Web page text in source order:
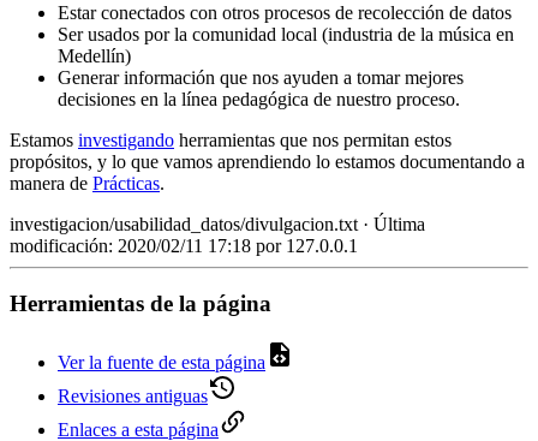
Estar conectados con otros procesos de recolección de datos
Ser usados por la comunidad local (industria de la música en
Medellín)
Generar información que nos ayuden a tomar mejores
decisiones en la línea pedagógica de nuestro proceso.
Estamos investigando herramientas que nos permitan estos
propósitos, y lo que vamos aprendiendo lo estamos documentando a
manera de Prácticas.
investigacion/usabilidad_datos/divulgacion.txt · Última
modificación: 2020/02/11 17:18 por 127.0.0.1
Herramientas de la página
Ver la fuente de esta página
Revisiones antiguas
Enlaces a esta página